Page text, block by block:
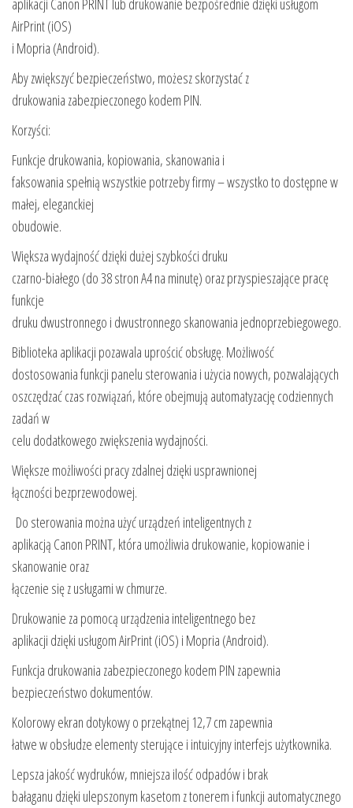
aplikacji Canon PRINT lub drukowanie bezpośrednie dzięki usługom
AirPrint (iOS)
i Mopria (Android).
Aby zwiększyć bezpieczeństwo, możesz skorzystać z
drukowania zabezpieczonego kodem PIN.
Korzyści:
Funkcje drukowania, kopiowania, skanowania i
faksowania spełnią wszystkie potrzeby firmy – wszystko to dostępne w
małej, eleganckiej
obudowie.
Większa wydajność dzięki dużej szybkości druku
czarno-białego (do 38 stron A4 na minutę) oraz przyspieszające pracę
funkcje
druku dwustronnego i dwustronnego skanowania jednoprzebiegowego.
Biblioteka aplikacji pozawala uprościć obsługę. Możliwość
dostosowania funkcji panelu sterowania i użycia nowych, pozwalających
oszczędzać czas rozwiązań, które obejmują automatyzację codziennych
zadań w
celu dodatkowego zwiększenia wydajności.
Większe możliwości pracy zdalnej dzięki usprawnionej
łączności bezprzewodowej.
Do sterowania można użyć urządzeń inteligentnych z
aplikacją Canon PRINT, która umożliwia drukowanie, kopiowanie i
skanowanie oraz
łączenie się z usługami w chmurze.
Drukowanie za pomocą urządzenia inteligentnego bez
aplikacji dzięki usługom AirPrint (iOS) i Mopria (Android).
Funkcja drukowania zabezpieczonego kodem PIN zapewnia
bezpieczeństwo dokumentów.
Kolorowy ekran dotykowy o przekątnej 12,7 cm zapewnia
łatwe w obsłudze elementy sterujące i intuicyjny interfejs użytkownika.
Lepsza jakość wydruków, mniejsza ilość odpadów i brak
bałaganu dzięki ulepszonym kasetom z tonerem i funkcji automatycznego